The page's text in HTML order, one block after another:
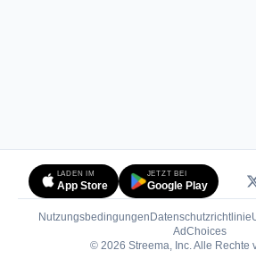
LADEN IM
App Store
JETZT BEI
Google Play
Nutzungsbedingungen Datenschutzrichtlinie
AdChoices
© 2026 Streema, Inc. Alle Rechte